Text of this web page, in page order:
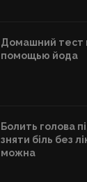
Домашний тест
помощью йода
Болить голова
зняти біль без
можна